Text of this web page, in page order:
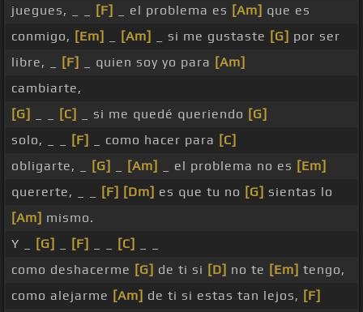
juegues, _ _
[F] _ el problema es [Am] que es
conmigo, [Em] [Am] _ si me gustaste [G] por ser
libre, _
[F] _ quien soy yo para [Am]
cambiarte,
[G]
[C] _ si me quedé queriendo [G]
solo, _ _
[F] _ como hacer para [C]
obligarte, _
[G] [Am] _ el problema no es [Em]
quererte, _ _
[F] [Dm] es que tu no [G] sientas lo
[Am] mismo.
Y _
[G] [F] [C]
como deshacerme [G] de ti si [D] no te [Em] tengo,
como alejarme [Am] de ti si estas tan lejos, [F]